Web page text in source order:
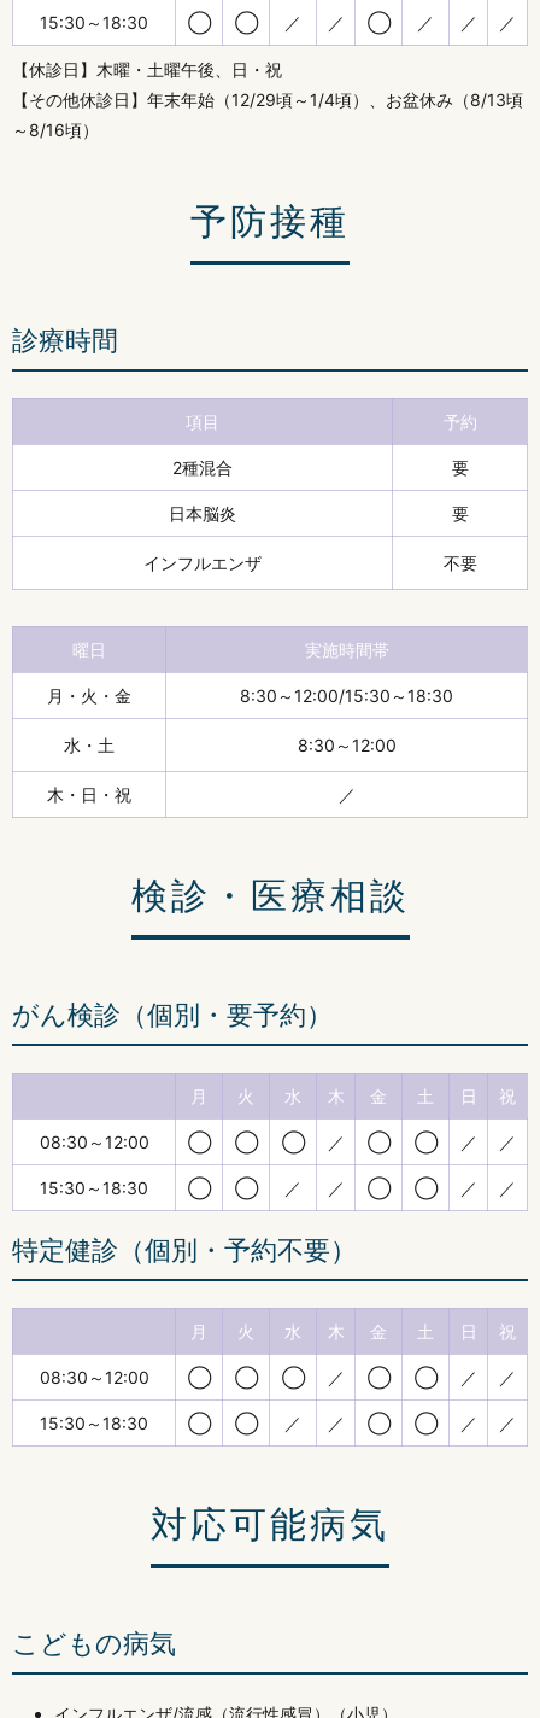
15:30～18:30 ◯ ◯ ／ ／ ◯ ／ ／ ／
【休診日】木曜・土曜午後、日・祝
【その他休診日】年末年始（12/29頃～1/4頃）、お盆休み（8/13頃
～8/16頃）
予防接種
診療時間
項目 予約
2種混合 要
日本脳炎 要
インフルエンザ 不要
曜日 実施時間帯
月・火・金 8:30～12:00/15:30～18:30
水・土 8:30～12:00
木・日・祝 ／
検診・医療相談
がん検診（個別・要予約）
月 火 水 木 金 土 日 祝
08:30～12:00 ◯ ◯ ◯ ／ ◯ ◯ ／ ／
15:30～18:30 ◯ ◯ ／ ／ ◯ ◯ ／ ／
特定健診（個別・予約不要）
月 火 水 木 金 土 日 祝
08:30～12:00 ◯ ◯ ◯ ／ ◯ ◯ ／ ／
15:30～18:30 ◯ ◯ ／ ／ ◯ ◯ ／ ／
対応可能病気
こどもの病気